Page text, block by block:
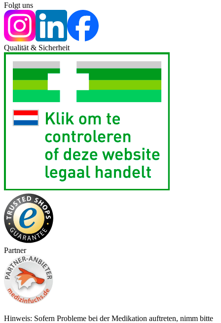
Folgt uns
Qualität & Sicherheit
Partner
Hinweis: Sofern Probleme bei der Medikation auftreten, nimm bitte